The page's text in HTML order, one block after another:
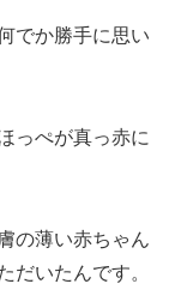
でか勝手に思い
っぺが真っ赤に
の薄い赤ちゃん
だいたんです。